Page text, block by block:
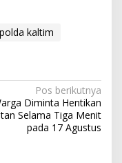
polda kaltim
Pos berikutnya
Diminta Hentikan
Selama Tiga Menit
pada 17 Agustus